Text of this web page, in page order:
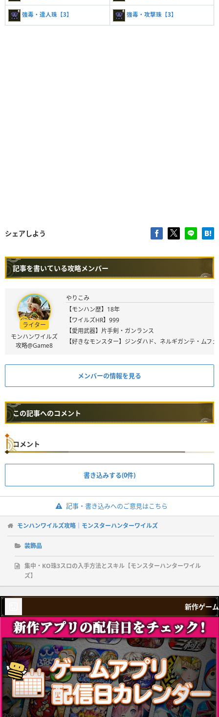
強毒・達人珠【3】 強毒・攻撃珠【3】
シェアしよう
記事を書いている攻略メンバー
ライター
モンハンワイルズ
攻略@Game8
やりこみ
【モンハン歴】18年
【ワイルズHR】999
【愛用武器】片手剣・ガンランス
【好きなモンスター】ジンダハド、ネルギガンテ・ムフ
メンバーの情報を見る
この記事へのコメント
コメント
書き込みする(0件)
記事・書き込みへのご意見はこちら
モンハンワイルズ攻略｜モンスターハンターワイルズ
装飾品
集中・KO珠3スロの入手方法とスキル【モンスターハンターワイル
ズ】
新作ゲーム